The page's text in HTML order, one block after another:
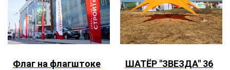
Флаг на флагштоке
ШАТЁР "ЗВЕЗДА" 36